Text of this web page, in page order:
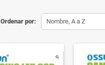
Ordenar por: Nombre, A a Z